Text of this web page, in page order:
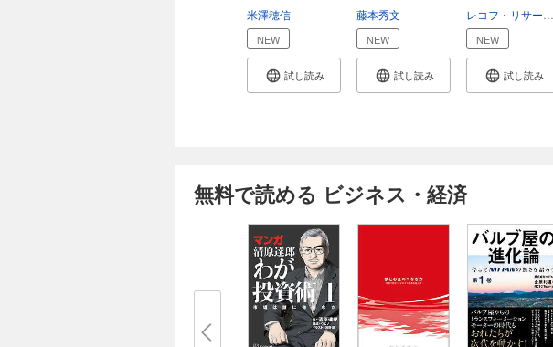
米澤穂信
NEW
試し読み
藤本秀文
NEW
試し読み
NEW
試し読み
無料で読める ビジネス・経済